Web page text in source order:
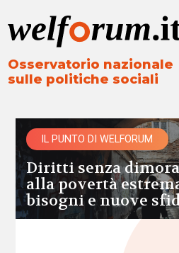
Osservatorio nazionale
sulle politiche sociali
IL PUNTO DI WELFORUM
Diritti senza
alla povertà
bisogni e nuove